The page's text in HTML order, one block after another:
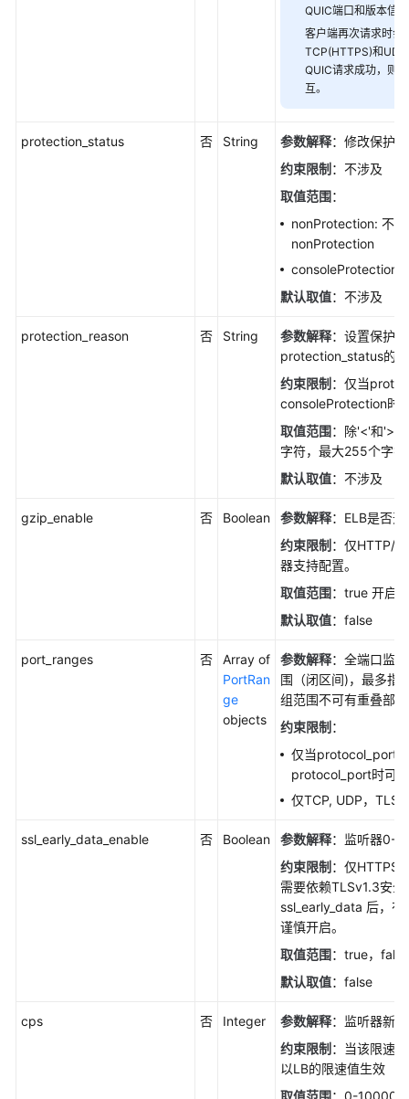
QUIC端口和版本信
客户端再次请求时会
TCP(HTTPS)和
QUIC请求成功，则
互。
protection_status 否 String 参数解释：修改保护
约束限制 ：不涉及
取值范围：
nonProtection: 不
nonProtection
consoleProtection:
默认取值：不涉及
protection_reason 否 String 参数解释：设置保护
protection_status的
约束限制 ：仅当
consoleProtection时
取值范围：除'<'和'>'
字符，最大255个字符
默认取值：不涉及
gzip_enable 否 Boolean 参数解释：ELB是否
约束限制 ：仅HTTP/
器支持配置。
取值范围：true 开启
默认取值：false
port_ranges 否
Array of
PortRan
ge
objects
参数解释：全端口监
围（闭区间)，最多指
组范围不可有重叠部
约束限制 ：
仅当protocol_port
protocol_port时可
仅TCP, UDP，TLS
ssl_early_data_enable 否 Boolean 参数解释：监听器0-
约束限制 ：仅HTTPS
需要依赖TLSv1.3安
ssl_early_data 后，
谨慎开启。
取值范围：true，false
默认取值：false
cps 否 Integer 参数解释：监听器新
约束限制 ：当该限速
以LB的限速值生效
取值范围：0-